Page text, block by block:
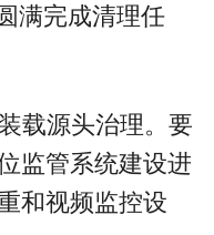
满完成清理任
载源头治理。要
监管系统建设进
和视频监控设